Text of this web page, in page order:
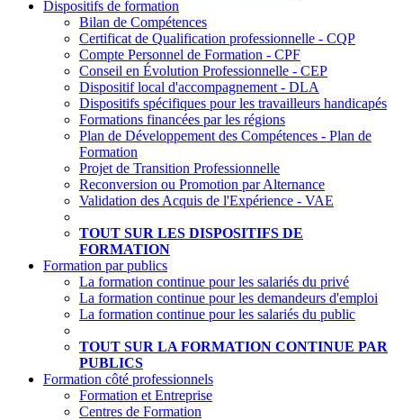
Dispositifs de formation
Bilan de Compétences
Certificat de Qualification professionnelle - CQP
Compte Personnel de Formation - CPF
Conseil en Évolution Professionnelle - CEP
Dispositif local d'accompagnement - DLA
Dispositifs spécifiques pour les travailleurs handicapés
Formations financées par les régions
Plan de Développement des Compétences - Plan de
Formation
Projet de Transition Professionnelle
Reconversion ou Promotion par Alternance
Validation des Acquis de l'Expérience - VAE
TOUT SUR LES DISPOSITIFS DE
FORMATION
Formation par publics
La formation continue pour les salariés du privé
La formation continue pour les demandeurs d'emploi
La formation continue pour les salariés du public
TOUT SUR LA FORMATION CONTINUE PAR
PUBLICS
Formation côté professionnels
Formation et Entreprise
Centres de Formation